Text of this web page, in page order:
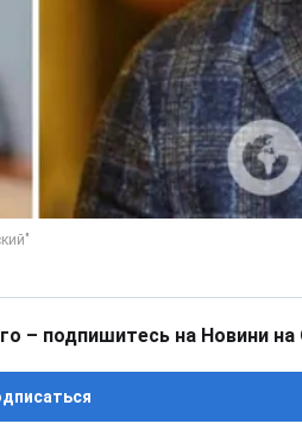
– подпишитесь на Новини на